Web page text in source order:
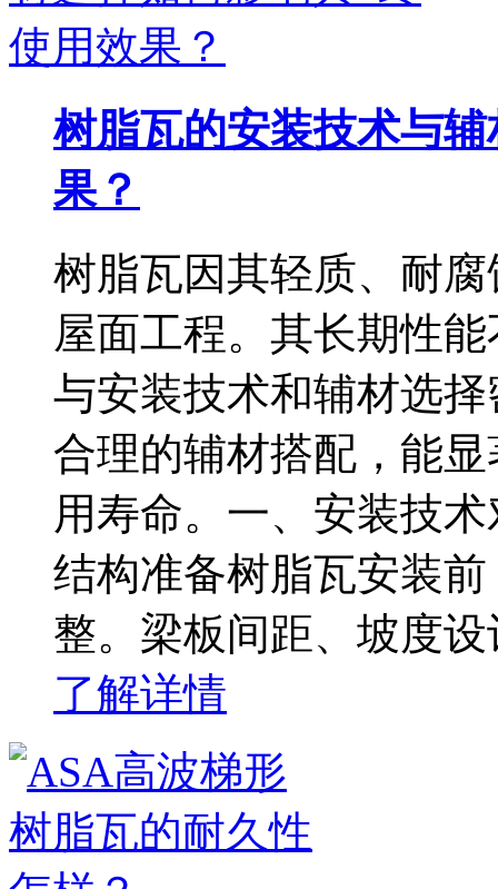
树脂瓦的安装技术与
果？
树脂瓦因其轻质、耐
屋面工程。其长期性
与安装技术和辅材选
合理的辅材搭配，能
用寿命。一、安装技
结构准备树脂瓦安装
整。梁板间距、坡度设
了解详情